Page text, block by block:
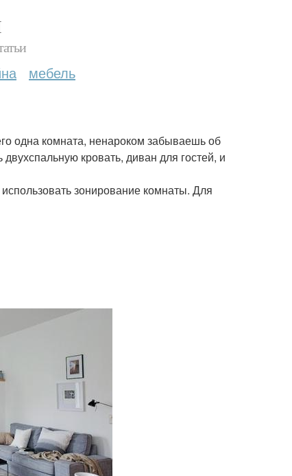
мебель
одна комната, ненароком забываешь об
кровать, диван для гостей, и
зонирование комнаты. Для